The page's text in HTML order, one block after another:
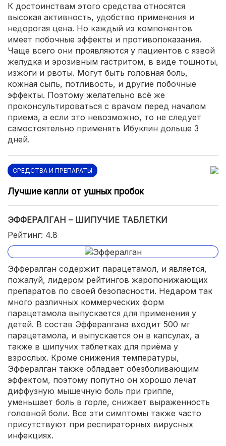
К достоинствам этого средства относятся
высокая активность, удобство применения и
недорогая цена. Но каждый из компонентов
имеет побочные эффекты и противопоказания.
Чаще всего они проявляются у пациентов с язвой
желудка и эрозивным гастритом, в виде тошноты,
изжоги и рвоты. Могут быть головная боль,
кожная сыпь, потливость, и другие побочные
эффекты. Поэтому желательно всё же
проконсультироваться с врачом перед началом
приема, а если это невозможно, то не следует
самостоятельно применять Ибуклин дольше 3
дней.
СРЕДСТВА И ПРЕПАРАТЫ
Лучшие капли от ушных пробок
ЭФФЕРАЛГАН – ШИПУЧИЕ ТАБЛЕТКИ
Рейтинг: 4.8
Эффералган содержит парацетамол, и является,
пожалуй, лидером рейтингов жаропонижающих
препаратов по своей безопасности. Недаром так
много различных коммерческих форм
парацетамола выпускается для применения у
детей. В состав Эффералгана входит 500 мг
парацетамола, и выпускается он в капсулах, а
также в шипучих таблетках для приёма у
взрослых. Кроме снижения температуры,
Эффералган также обладает обезболивающим
эффектом, поэтому попутно он хорошо лечат
диффузную мышечную боль при гриппе,
уменьшает боль в горле, снижает выраженность
головной боли. Все эти симптомы также часто
присутствуют при респираторных вирусных
инфекциях.